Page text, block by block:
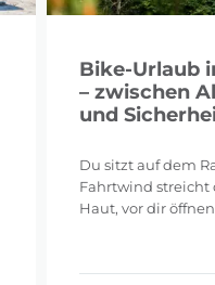
Bike-Urlaub
– zwischen
und
Du sitzt auf dem
Fahrtwind streicht
Haut, vor dir öffnen